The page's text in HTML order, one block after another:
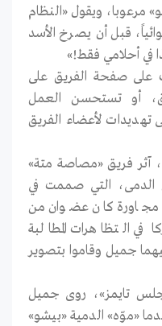
مرعوبا، ويقول «النظام
قبل أن يصرخ الأسد
في أحلامي فقط!»
على صفحة الفريق على
أو تستحسن العمل
تهديدات لأعضاء الفريق
آثر فريق «مصاصة متة»
الدمى، التي صممت في
مجاورة كان عضوان من
في التظاهرات المطالبة
جميل وقاموا بتصوير
تايمز»، روى جميل
«موّه» الدمية «بيشو»